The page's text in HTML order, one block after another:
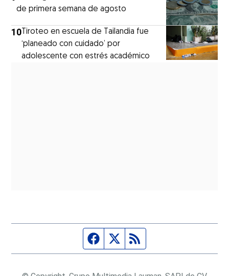
de primera semana de agosto
10 Tiroteo en escuela de Tailandia fue
‘planeado con cuidado’ por
adolescente con estrés académico
Página de Facebook
Fuente Twitter